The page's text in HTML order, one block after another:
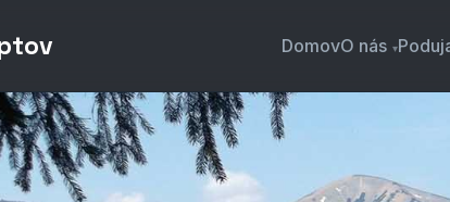
DomovO nás